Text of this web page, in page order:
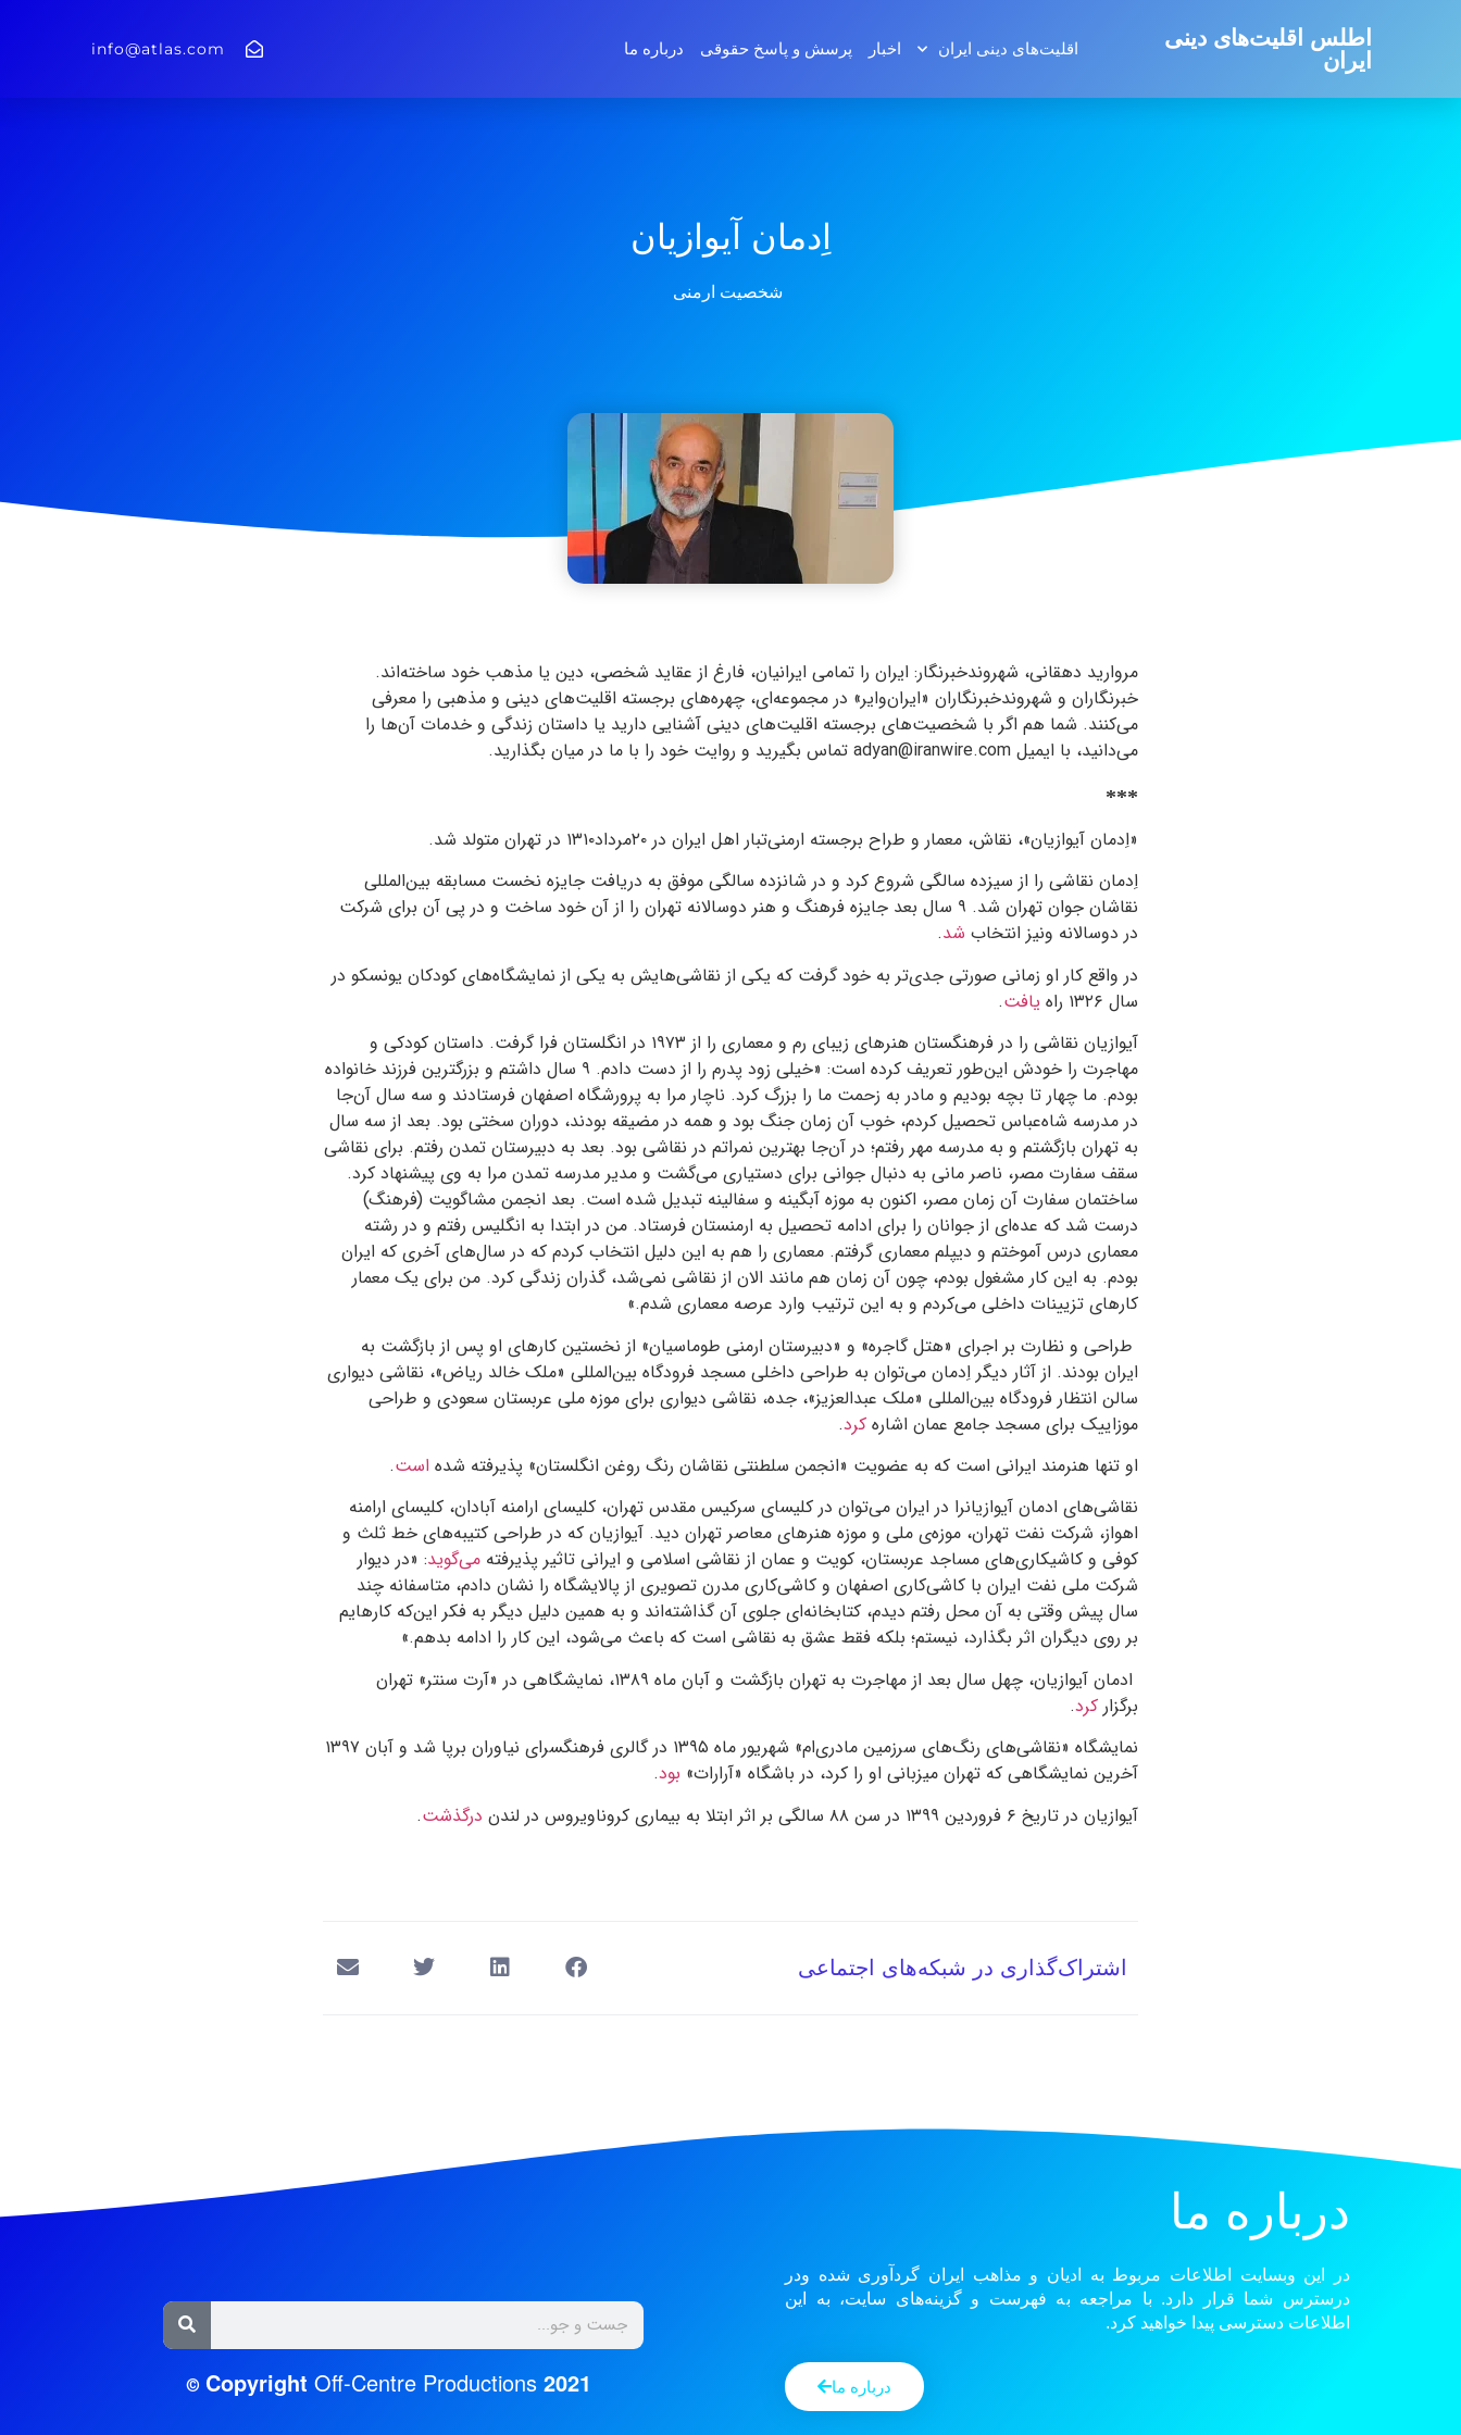
اطلس اقلیت‌های دینی
ایران
اقلیت‌های دینی ایران اخبار پرسش و پاسخ‌ حقوقی درباره ما info@atlas.com
اِدمان آیوازیان
شخصیت ارمنی
مروارید دهقانی، شهروندخبرنگار: ایران را تمامی ایرانیان، فارغ از عقاید شخصی، دین یا مذهب‌ خود ساخته‌اند.
خبرنگاران و شهروندخبرنگاران «ایران‌وایر» در مجموعه‌ای، چهره‌های برجسته اقلیت‌های دینی و مذهبی را معرفی
می‌کنند. شما هم اگر با شخصیت‌های برجسته اقلیت‌های دینی آشنایی دارید یا داستان زندگی و خدمات آن‌ها را
می‌دانید، با ایمیل adyan@iranwire.com تماس بگیرید و روایت خود را با ما در میان بگذارید.
***
«اِدمان آیوازیان»، نقاش، معمار و طراح برجسته ارمنی‌تبار اهل ایران در ۲۰مرداد۱۳۱۰ در تهران متولد شد.
اِدمان نقاشی را از سیزده سالگی شروع کرد و در شانزده سالگی موفق به دریافت جایزه نخست مسابقه بین‌المللی
نقاشان جوان تهران شد. ۹ سال بعد جایزه فرهنگ و هنر دوسالانه تهران را از آن خود ساخت و در پی آن برای شرکت
در دوسالانه ونیز انتخاب شد.
در واقع کار او زمانی صورتی جدی‌تر به خود گرفت که یکی از نقاشی‌هایش به یکی از نمایشگاه‌های کودکان یونسکو در
سال ۱۳۲۶ راه
یافت.
آیوازیان نقاشی را در فرهنگستان هنرهای زیبای رم و معماری را از ۱۹۷۳ در انگلستان فرا گرفت. داستان کودکی و
مهاجرت را خودش این‌طور تعریف کرده است: «خیلی زود پدرم را از دست دادم. ۹ سال داشتم و بزرگترین فرزند خانواده
بودم. ما چهار تا بچه بودیم و مادر به زحمت ما را بزرگ کرد. ناچار مرا به پرورشگاه اصفهان فرستادند و سه سال آن‌جا
در مدرسه شاه‌عباس تحصیل کردم، خوب آن زمان جنگ بود و همه در مضیقه بودند، دوران سختی بود. بعد از سه سال
به تهران بازگشتم و به مدرسه مهر رفتم؛ در آن‌جا بهترین نمراتم در نقاشی بود. بعد به دبیرستان تمدن رفتم. برای نقاشی
سقف سفارت مصر، ناصر مانی به دنبال جوانی برای دستیاری می‌گشت و مدیر مدرسه تمدن مرا به وی پیشنهاد کرد.
ساختمان سفارت آن زمان مصر، اکنون به موزه آبگینه و سفالینه تبدیل شده‌ است. بعد انجمن مشاگویت (فرهنگ)
درست شد که عده‌ای از جوانان را برای ادامه تحصیل به ارمنستان فرستاد. من در ابتدا به انگلیس رفتم و در رشته
معماری درس آموختم و دیپلم معماری گرفتم. معماری را هم به این دلیل انتخاب کردم که در سال‌های آخری که ایران
بودم. به این کار مشغول بودم، چون آن زمان هم مانند الان از نقاشی نمی‌شد، گذران زندگی کرد. من برای یک معمار
کارهای تزیینات داخلی می‌کردم و به این ترتیب وارد عرصه معماری شدم.»
طراحی و نظارت بر اجرای «هتل گاجره» و «دبیرستان ارمنی طوماسیان» از نخستین کارهای او پس از بازگشت به
ایران بودند. از آثار دیگر اِدمان می‌توان به طراحی داخلی مسجد فرودگاه بین‌المللی «ملک خالد ریاض»، نقاشی دیواری
سالن انتظار فرودگاه بین‌المللی «ملک عبدالعزیز»، جده، نقاشی دیواری برای موزه ملی عربستان سعودی و طراحی
موزاییک برای مسجد جامع عمان اشاره کرد.
او تنها هنرمند ایرانی است که به عضویت «انجمن سلطنتی نقاشان رنگ روغن انگلستان» پذیرفته شده است.
نقاشی‌های ادمان آیوازیانرا در ایران می‌توان در کلیسای سرکیس مقدس تهران، کلیسای ارامنه آبادان، کلیسای ارامنه‌
اهواز، شرکت نفت تهران، موزه‌ی ملی و موزه‌ هنرهای معاصر تهران دید. آیوازیان که در طراحی کتیبه‌های خط ثلث و
کوفی و کاشیکاری‌های مساجد عربستان، کویت و عمان از نقاشی اسلامی و ایرانی تاثیر پذیرفته ‌می‌گوید: «در دیوار
شرکت ملی نفت ایران با کاشی‌کاری اصفهان و کاشی‌کاری مدرن تصویری از پالایشگاه را نشان دادم، متاسفانه چند
سال پیش وقتی به آن محل رفتم دیدم، کتابخانه‌ای جلوی آن گذاشته‌اند و به همین دلیل دیگر به فکر این‌که کارهایم
بر روی دیگران اثر بگذارد، نیستم؛ بلکه فقط عشق به نقاشی است که باعث می‌شود، این کار را ادامه بدهم.»
ادمان آیوازیان، چهل سال بعد از مهاجرت به تهران بازگشت و آبان ماه ۱۳۸۹، نمایشگاهی در «آرت سنتر» تهران
برگزار کرد.
نمایشگاه «نقاشی‌های رنگ‌های سرزمین مادری‌ام» شهریور ماه ۱۳۹۵ در گالری فرهنگسرای نیاوران برپا شد و آبان ۱۳۹۷
آخرین نمایشگاهی که تهران میزبانی او را کرد، در باشگاه «آرارات» بود.
آیوازیان در تاریخ ۶ فروردین ۱۳۹۹ در سن ۸۸ سالگی بر اثر ابتلا به بیماری کروناویروس در لندن
درگذشت.
اشتراک‌گذاری در شبکه‌های اجتماعی
درباره ما
در این وبسایت اطلاعات مربوط به ادیان و مذاهب ایران گردآوری شده ودر
درسترس شما قرار دارد. با مراجعه به فهرست و گزینه‌های سایت، به این
اطلاعات دسترسی پیدا خواهید کرد.
درباره ما © Copyright Off-Centre Productions2021